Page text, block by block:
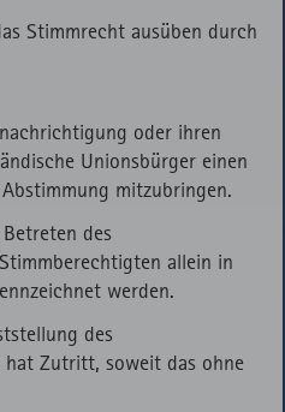
Stimmrecht ausüben durch
oder ihren
Unionsbürger einen
mitzubringen.
des
allein in
werden.
des
hat Zutritt, soweit das ohne